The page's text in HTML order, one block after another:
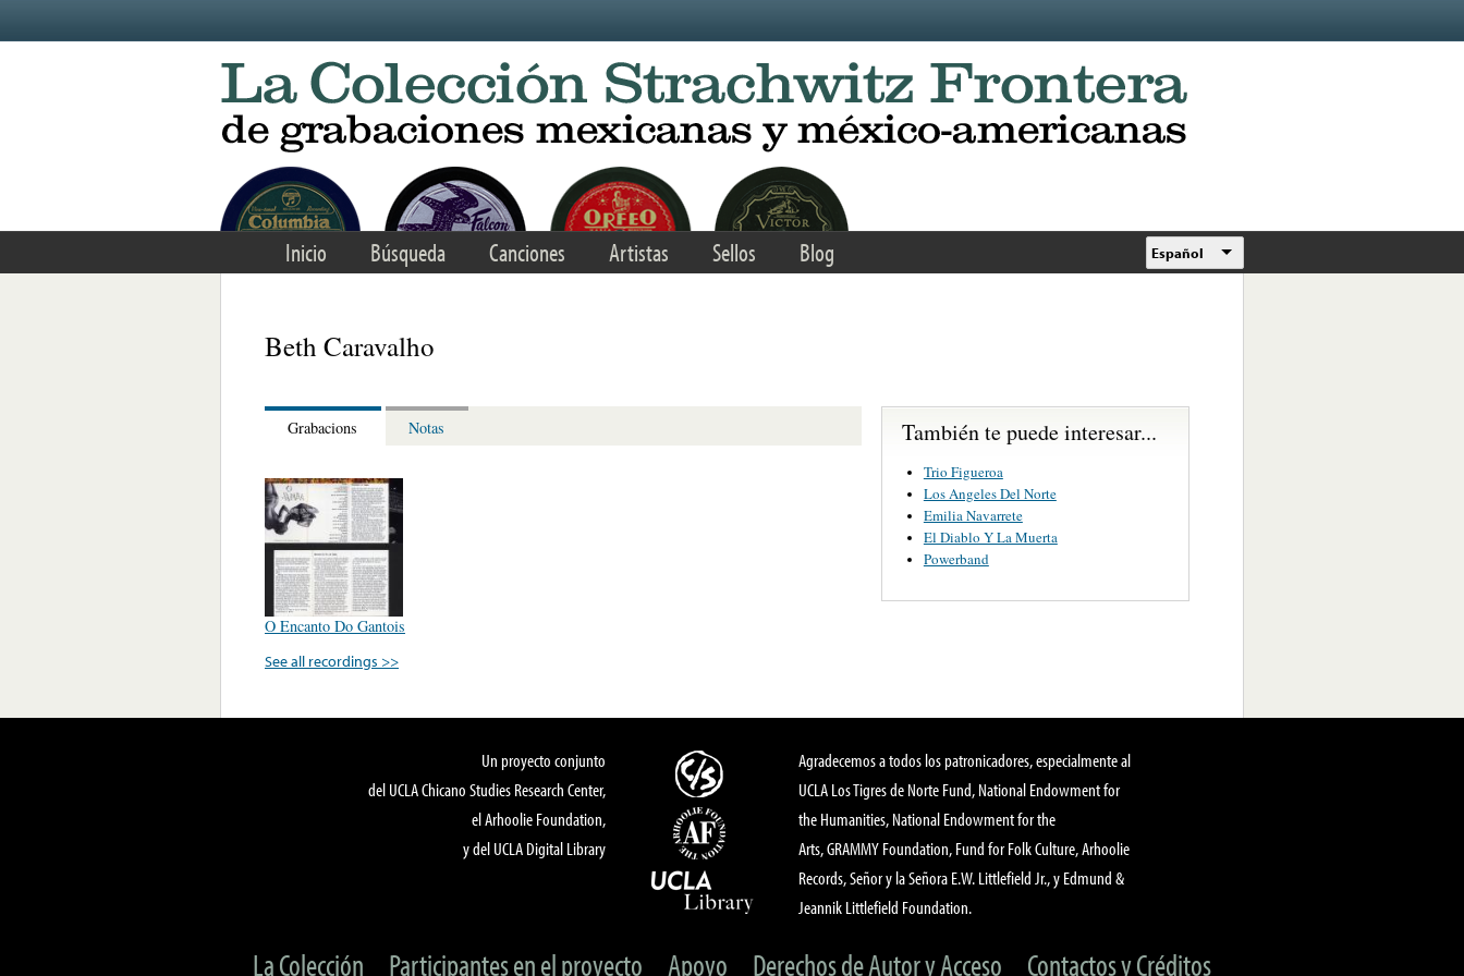
Inicio Búsqueda Canciones Artistas Sellos Blog Español
Beth Caravalho
Grabacions Notas
O Encanto Do Gantois
See all recordings >>
También te puede interesar...
Trio Figueroa
Los Angeles Del Norte
Emilia Navarrete
El Diablo Y La Muerta
Powerband
Un proyecto conjunto
del UCLA Chicano Studies Research Center,
el Arhoolie Foundation,
y del UCLA Digital Library
Agradecemos a todos los patronicadores, especialmente al
UCLA Los Tigres de Norte Fund, National Endowment for
the Humanities, National Endowment for the
Arts, GRAMMY Foundation, Fund for Folk Culture, Arhoolie
Records, Señor y la Señora E.W. Littlefield Jr., y Edmund &
Jeannik Littlefield Foundation.
La Colección Participantes en el proyecto Apoyo Derechos de Autor y Acceso Contactos y Créditos